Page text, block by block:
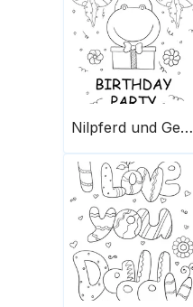
Nilpferd und Geburtstagsparty